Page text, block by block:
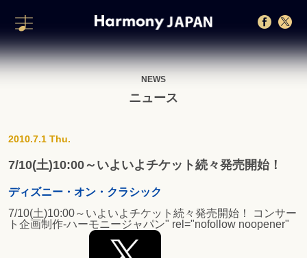
NEWS
ニュース
2010.7.1 Thu.
7/10(土)10:00～いよいよチケット続々発売開始！
ディズニー・オン・クラシック
7/10(土)10:00～いよいよチケット続々発売開始！
コンサー
ト企画制作-ハーモニージャパン" rel="nofollow noopener"